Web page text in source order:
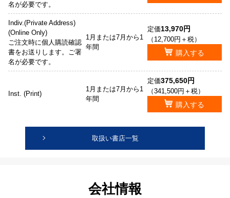
名が必要です。
Indiv.(Private Address)
(Online Only)
ご注文時に個人購読確認
書をお送りします。ご署
名が必要です。
1月または7月から1
年間
定価13,970円
（12,700円＋税）
購入する
Inst. (Print)
1月または7月から1
年間
定価375,650円
（341,500円＋税）
購入する
取扱い書店一覧
会社情報